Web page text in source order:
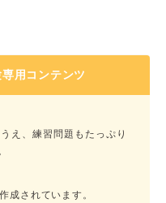
用コンテンツ
え、練習問題もたっぷり
成されています。